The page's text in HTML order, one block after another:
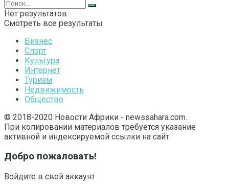
Нет результатов
Смотреть все результаты
Бизнес
Спорт
Культура
Интернет
Туризм
Недвижимость
Общество
© 2018-2020 Новости Африки - newssahara.com.
При копировании материалов требуется указание
активной и индексируемой ссылки на сайт.
Добро пожаловать!
Войдите в свой аккаунт